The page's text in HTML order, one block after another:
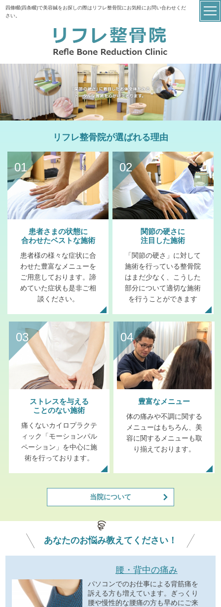
四條畷(四条畷)で美容鍼をお探しの際はリフレ整骨院にお気軽にお問い合わせくだ
さい。
リフレ整骨院が選ばれる理由
01
患者さまの状態に
合わせたベストな施術
患者様の様々な症状に合
わせた豊富なメニューを
ご用意しております。諦
めていた症状も是非ご相
談ください。
02
関節の硬さに
注目した施術
「関節の硬さ」に対して
施術を行っている整骨院
はまだ少なく、こうした
部分について適切な施術
を行うことができます
03
ストレスを与える
ことのない施術
痛くないカイロプラクテ
ィック「モーションパル
ペーション」を中心に施
術を行っております。
04
豊富なメニュー
体の痛みや不調に関する
メニューはもちろん、美
容に関するメニューも取
り揃えております。
当院について
あなたのお悩み教えてください！
腰・背中の痛み
パソコンでのお仕事による背筋痛を
訴える方も増えています。ぎっくり
腰や慢性的な腰痛の方も早めにご来